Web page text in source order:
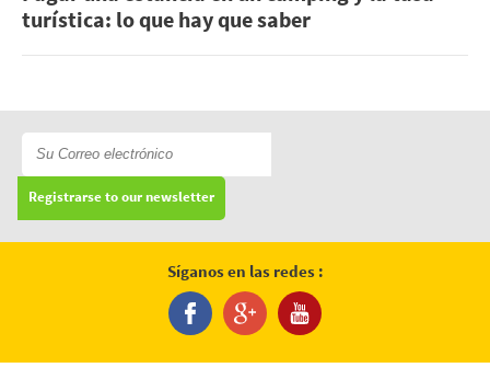
turística: lo que hay que saber
Registrarse to our newsletter
Síganos en las redes :